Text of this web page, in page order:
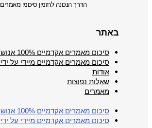
הדרך הנכונה להזמין סיכומי מאמרים
באתר
סיכום מאמרים אקדמיים 100% אנושי
סיכום מאמרים אקדמיים מיידי על ידי AI
אודות
שאלות נפוצות
מאמרים
סיכום מאמרים אקדמיים 100% אנושי
סיכום מאמרים אקדמיים מיידי על ידי AI